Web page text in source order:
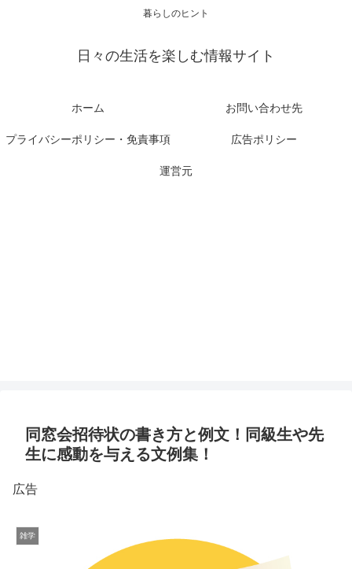
暮らしのヒント
日々の生活を楽しむ情報サイト
ホーム お問い合わせ先
プライバシーポリシー・免責事項 広告ポリシー
運営元
同窓会招待状の書き方と例文！同級生や先
生に感動を与える文例集！
広告
雑学